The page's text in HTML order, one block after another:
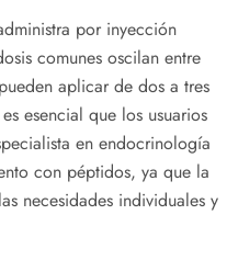
por inyección
comunes oscilan entre
aplicar de dos a tres
esencial que los usuarios
en endocrinología
con péptidos, ya que la
necesidades individuales y